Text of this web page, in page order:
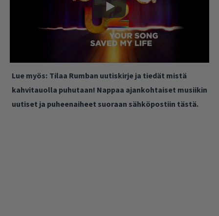
Lue myös: Tilaa Rumban uutiskirje ja tiedät mistä
kahvitauolla puhutaan! Nappaa ajankohtaiset musiikin
uutiset ja puheenaiheet suoraan sähköpostiin tästä.